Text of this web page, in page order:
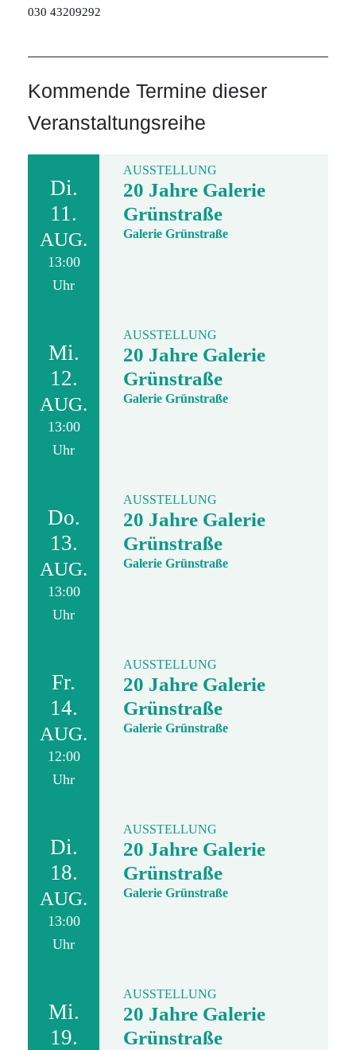
030 43209292
Kommende Termine dieser
Veranstaltungsreihe
Di.
11.
AUG.
13:00
Uhr
AUSSTELLUNG
20 Jahre Galerie
Grünstraße
Galerie Grünstraße
Mi.
12.
AUG.
13:00
Uhr
AUSSTELLUNG
20 Jahre Galerie
Grünstraße
Galerie Grünstraße
Do.
13.
AUG.
13:00
Uhr
AUSSTELLUNG
20 Jahre Galerie
Grünstraße
Galerie Grünstraße
Fr.
14.
AUG.
12:00
Uhr
AUSSTELLUNG
20 Jahre Galerie
Grünstraße
Galerie Grünstraße
Di.
18.
AUG.
13:00
Uhr
AUSSTELLUNG
20 Jahre Galerie
Grünstraße
Galerie Grünstraße
Mi.
19.
AUSSTELLUNG
20 Jahre Galerie
Grünstraße